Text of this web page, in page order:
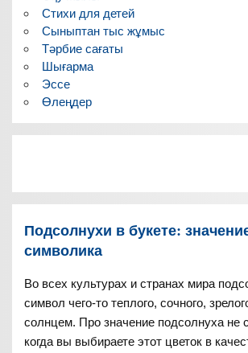
Стихи для детей
Сыныптан тыс жұмыс
Тәрбие сағаты
Шығарма
Эссе
Өлеңдер
Подсолнухи в букете:
символика
Во всех культурах и странах мира
символ чего-то теплого, сочного,
солнцем. Про значение подсолнуха не
когда вы выбираете этот цветок в